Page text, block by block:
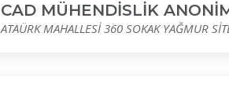
CAD MÜHENDİSLİK
ATAÜRK MAHALLESİ 360 SOKAK YAĞMUR